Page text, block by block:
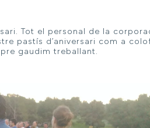
Tot el personal de la
pastís d’aniversari com a
gaudim treballant.